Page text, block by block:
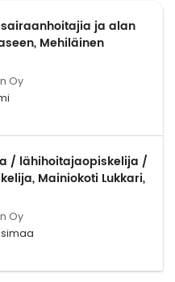
ja alan
Mehiläinen
Oy
/ lähihoitajaopiskelija /
Mainiokoti Lukkari,
Oy